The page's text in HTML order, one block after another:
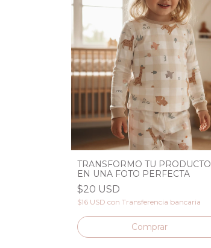
TRANSFORMO TU PRODUCTO
EN UNA FOTO PERFECTA
$20 USD
$16 USD con Transferencia bancaria
Comprar